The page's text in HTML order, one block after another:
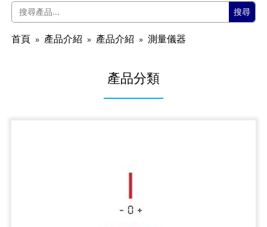
搜尋
首頁 產品介紹 產品介紹 測量儀器
產品分類